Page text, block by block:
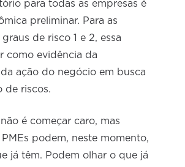
para todas as empresas é
preliminar. Para as
de risco 1 e 2, essa
como evidência da
ação do negócio em busca
de riscos.
é começar caro, mas
podem, neste momento,
já têm. Podem olhar o que já